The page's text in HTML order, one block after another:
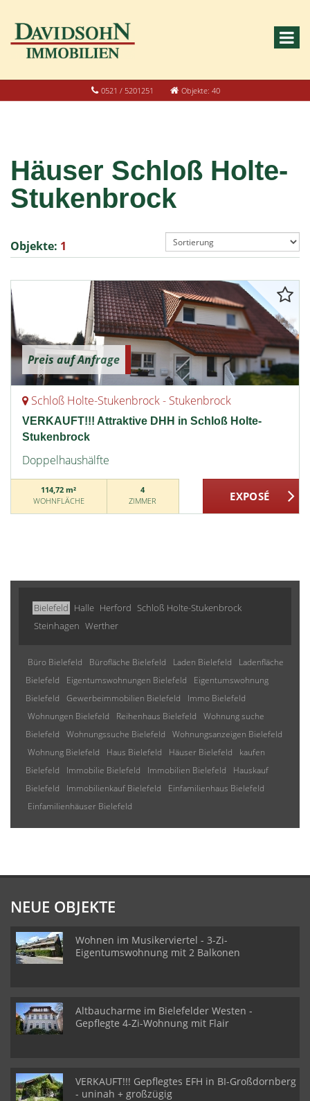
0521 / 5201251 Objekte: 40
Häuser Schloß Holte-
Stukenbrock
Objekte: 1
Preis auf Anfrage
Schloß Holte-Stukenbrock - Stukenbrock
VERKAUFT!!! Attraktive DHH in Schloß Holte-
Stukenbrock
Doppelhaushälfte
114,72 m²
WOHNFLÄCHE
4
ZIMMER
Bielefeld Halle Herford Schloß Holte-Stukenbrock
Steinhagen Werther
Büro Bielefeld Bürofläche Bielefeld Laden Bielefeld
Ladenfläche
Bielefeld
Eigentumswohnungen Bielefeld
Eigentumswohnung
Bielefeld
Gewerbeimmobilien Bielefeld
Immo Bielefeld
Wohnungen Bielefeld
Reihenhaus Bielefeld
Wohnung suche
Bielefeld
Wohnungssuche Bielefeld
Wohnungsanzeigen Bielefeld
Wohnung Bielefeld
Haus Bielefeld Häuser Bielefeld
kaufen
Bielefeld
Immobilie Bielefeld Immobilien Bielefeld
Hauskauf
Bielefeld
Immobilienkauf Bielefeld
Einfamilienhaus Bielefeld
Einfamilienhäuser Bielefeld
NEUE OBJEKTE
Wohnen im Musikerviertel - 3-Zi-
Eigentumswohnung mit 2 Balkonen
Altbaucharme im Bielefelder Westen -
Gepflegte 4-Zi-Wohnung mit Flair
VERKAUFT!!! Gepflegtes EFH in BI-Großdornberg
- uninah + großzügig